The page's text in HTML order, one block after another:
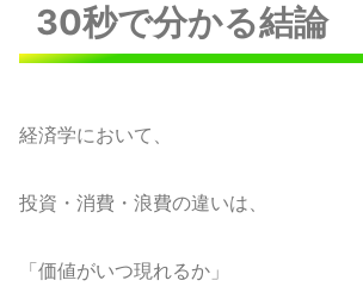
30秒で分かる結論
経済学において、
投資・消費・浪費の違いは、
「価値がいつ現れるか」